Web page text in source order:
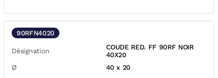
90RFN4020
Désignation
COUDE RED. FF 90RF NOIR
40X20
Ø
40 x 20